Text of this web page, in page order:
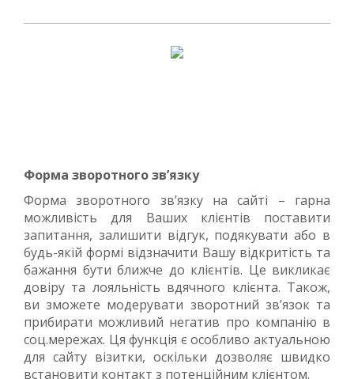
Форма зворотного зв’язку
Форма зворотного зв’язку на сайті – гарна
можливість для Ваших клієнтів поставити
запитання, залишити відгук, подякувати або в
будь-якій формі відзначити Вашу відкритість та
бажання бути ближче до клієнтів. Це викликає
довіру та лояльність вдячного клієнта. Також,
ви зможете модерувати зворотний зв’язок та
прибирати можливий негатив про компанію в
соц.мережах. Ця функція є особливо актуальною
для сайту візитки, оскільки дозволяє швидко
встановити контакт з потенційним клієнтом.